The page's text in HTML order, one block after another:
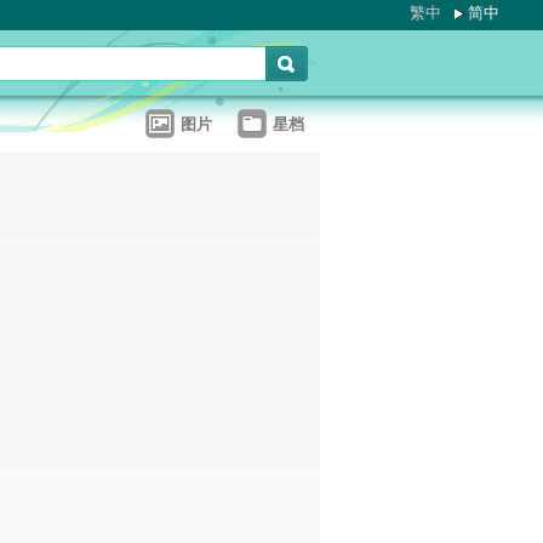
繁中 简中
图片 星档